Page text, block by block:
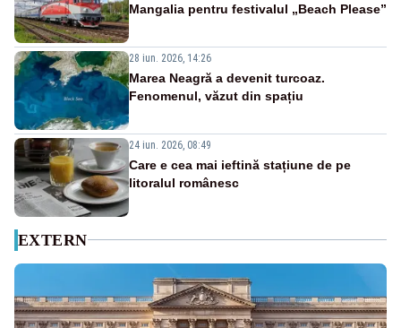
Mangalia pentru festivalul „Beach Please”
28 iun. 2026, 14:26
Marea Neagră a devenit turcoaz.
Fenomenul, văzut din spațiu
24 iun. 2026, 08:49
Care e cea mai ieftină stațiune de pe
litoralul românesc
EXTERN